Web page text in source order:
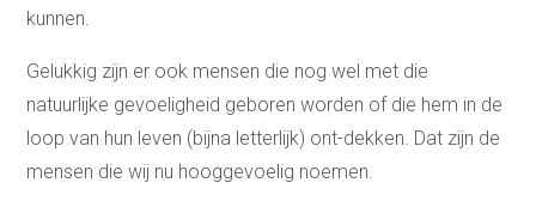
kunnen.
Gelukkig zijn er ook mensen die nog wel met die
natuurlijke gevoeligheid geboren worden of die hem in de
loop van hun leven (bijna letterlijk) ont-dekken. Dat zijn de
mensen die wij nu hooggevoelig noemen.